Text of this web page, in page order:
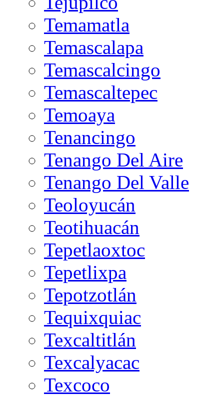
Temamatla
Temascalapa
Temascalcingo
Temascaltepec
Temoaya
Tenancingo
Tenango Del Aire
Tenango Del Valle
Teoloyucán
Teotihuacán
Tepetlaoxtoc
Tepetlixpa
Tepotzotlán
Tequixquiac
Texcaltitlán
Texcalyacac
Texcoco